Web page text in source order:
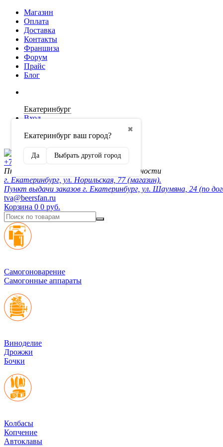
Магазин
Оплата
Доставка
Контакты
Франшиза
Форум
Прайс
Блог
Екатеринбург
✖
Екатеринбург ваш город?
Да Выбрать другой город
Вход
Регистрация
+7 (902) 872-54-70
Пн-Пт 10:00-20:00, сб-вск по договорённости
г. Екатеринбург, ул. Норильская, 77 (магазин).
Пункт выдачи заказов г. Екатеринбург, ул. Шаумяна, 24 (по
tva@beersfan.ru
Корзина 0 0 руб.
Cамогоноварение
Самогонные аппараты
Виноделие
Дрожжи
Бочки
Колбасы
Копчение
Автоклавы